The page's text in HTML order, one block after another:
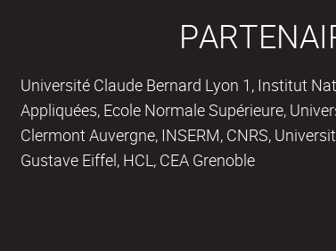
Université Claude Bernard Lyon 1, Institut
Appliquées, Ecole Normale Supérieure,
Clermont Auvergne, INSERM, CNRS,
Gustave Eiffel, HCL, CEA Grenoble